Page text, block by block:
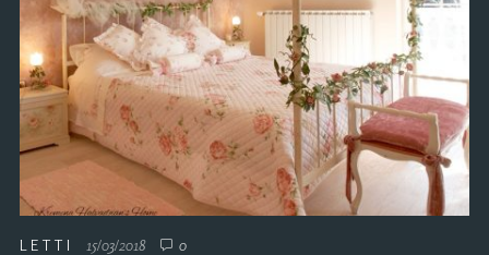
LETTI 15/03/2018 0